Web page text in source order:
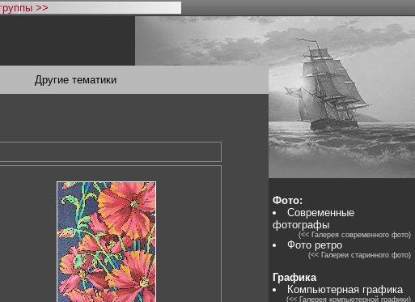
>>
Другие тематики
Фото:
Современные
фотографы
(<< Галерея современного фото)
Фото ретро
(<< Галереи старинного фото)
Графика
Компьютерная графика
(<< Галерея компьютерной графики)